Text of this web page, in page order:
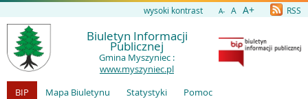
wysoki kontrast A- A A+ RSS
Biuletyn Informacji
Publicznej
Gmina Myszyniec :
www.myszyniec.pl
BIP
Mapa Biuletynu Statystyki
Pomoc